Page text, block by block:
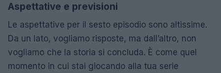
Aspettative e previsioni
Le aspettative per il sesto episodio sono altissime.
Da un lato, vogliamo risposte, ma dall’altro, non
vogliamo che la storia si concluda. È come quel
momento in cui stai giocando alla tua serie